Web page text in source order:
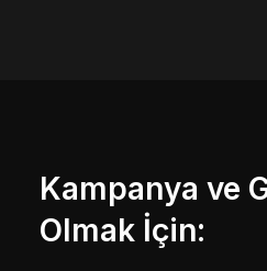
Kampanya ve
Olmak İçin: